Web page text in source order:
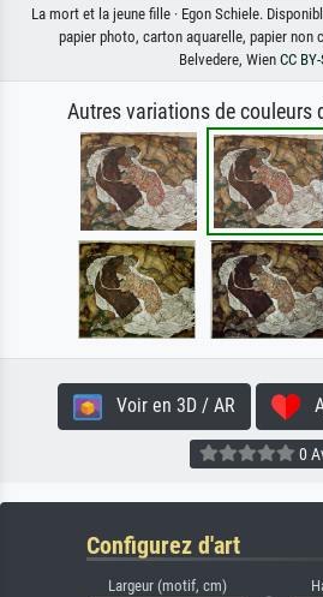
La mort et la jeune fille · Egon Schiele.
papier photo, carton aquarelle, papier non
Belvedere, Wien CC
Autres variations de couleurs
Voir en 3D / AR
0
Configurez d'art
Largeur (motif, cm)